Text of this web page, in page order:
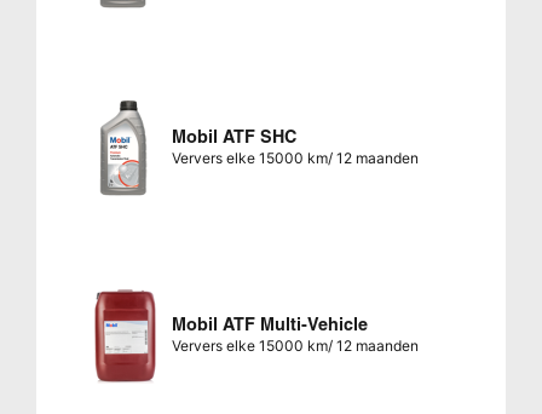
Mobil ATF SHC
Ververs elke 15000 km/ 12 maanden
Mobil ATF Multi-Vehicle
Ververs elke 15000 km/ 12 maanden